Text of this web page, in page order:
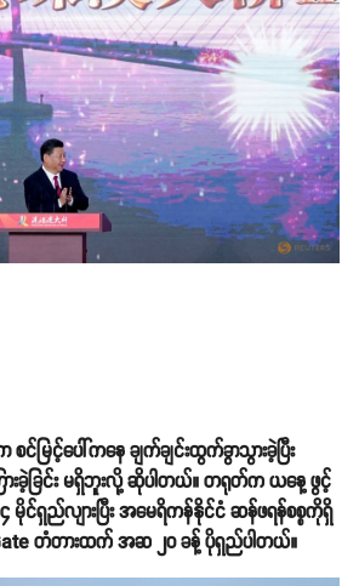
မြင့်ပေါ်ကနေ ချက်ချင်းထွက်ခွာသွားခဲ့ပြီး
ားခဲ့ခြင်း မရှိဘူးလို့ ဆိုပါတယ်။ တရုတ်က ယနေ့ ဖွင့်
ရှည်လျားပြီး အမေရိကန်နိုင်ငံ ဆန်ဖရန်စစ္စကိုရှိ
တံတားထက် အဆ ၂၀ ခန့် ပိုရှည်ပါတယ်။